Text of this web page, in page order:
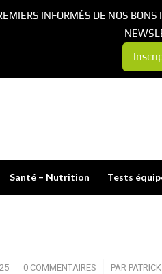
Santé – Nutrition Tests
0 COMMENTAIRES
/ PAR
INFORMÉS DE NOS